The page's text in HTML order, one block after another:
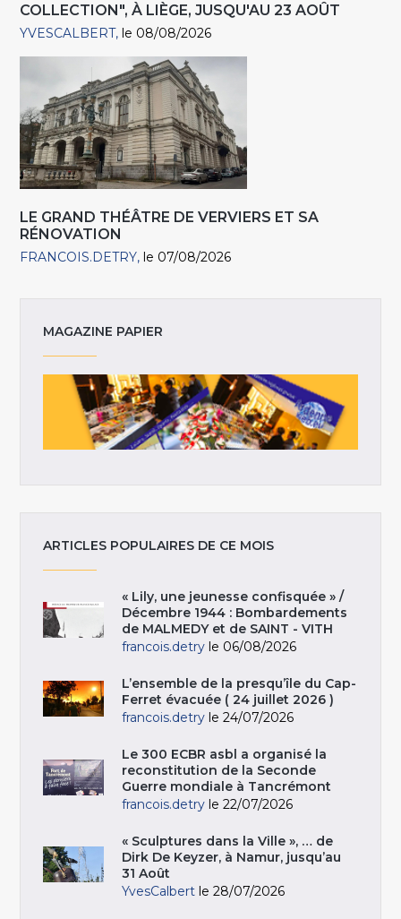
COLLECTION", À LIÈGE, JUSQU'AU 23 AOÛT
YVESCALBERT le 08/08/2026
LE GRAND THÉÂTRE DE VERVIERS ET SA
RÉNOVATION
FRANCOIS.DETRY le 07/08/2026
MAGAZINE PAPIER
ARTICLES POPULAIRES DE CE MOIS
« Lily, une jeunesse confisquée » /
Décembre 1944 : Bombardements
de MALMEDY et de SAINT - VITH
francois.detry le 06/08/2026
L’ensemble de la presqu’île du Cap-
Ferret évacuée ( 24 juillet 2026 )
francois.detry le 24/07/2026
Le 300 ECBR asbl a organisé la
reconstitution de la Seconde
Guerre mondiale à Tancrémont
francois.detry le 22/07/2026
« Sculptures dans la Ville », … de
Dirk De Keyzer, à Namur, jusqu’au
31 Août
YvesCalbert le 28/07/2026